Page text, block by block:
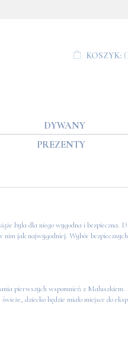
KOSZYK:
DYWANY
PREZENTY
była dla niego wygodna i bezpieczna.
jak najwygodniej. Wybór
pierwszych wspomnień z
dziecko będzie miało miejsce do